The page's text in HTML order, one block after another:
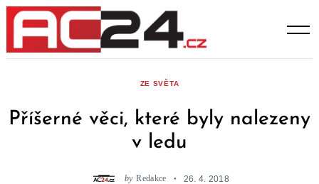
Skip
content
ZE SVĚTA
Příšerné věci, které byly nalezeny
v ledu
by Redakce 26. 4. 2018